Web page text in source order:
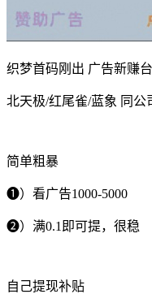
织梦首码刚出 广告新赚
北天极/红尾雀/蓝象 同公
简单粗暴
❶）看广告1000-5000
❷）满0.1即可提，很稳
自己提现补贴